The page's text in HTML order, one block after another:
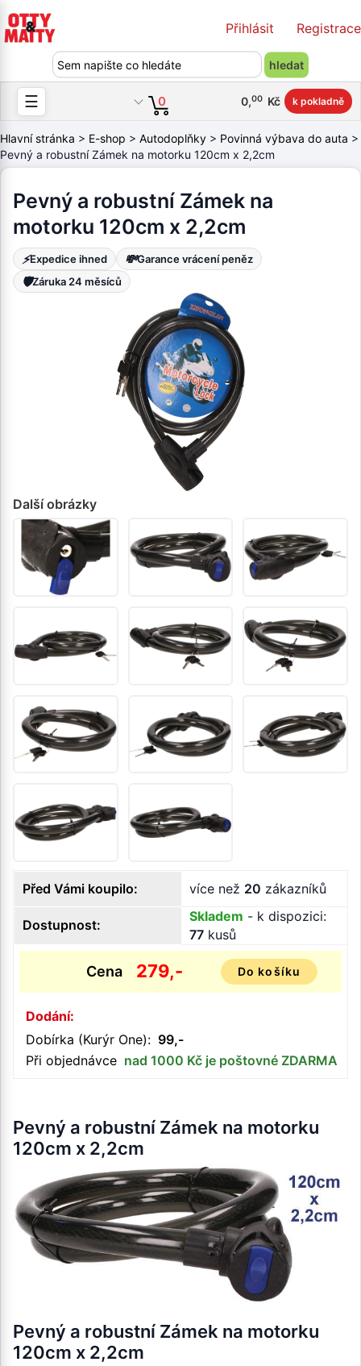
Přihlásit Registrace
☰ 0 0,00 Kč k pokladně
Hlavní stránka > E-shop > Autodoplňky > Povinná výbava do auta >
Pevný a robustní Zámek na motorku 120cm x 2,2cm
Pevný a robustní Zámek na
motorku 120cm x 2,2cm
⚡Expedice ihned 💸Garance vrácení peněz
🛡️Záruka 24 měsíců
Další obrázky
Před Vámi koupilo: více než 20 zákazníků
Dostupnost:
Skladem - k dispozici:
77 kusů
Cena 279,- Do košíku
Dodání:
Dobírka (Kurýr One): 99,-
Při objednávce nad 1000 Kč je poštovné ZDARMA
Pevný a robustní Zámek na motorku
120cm x 2,2cm
Pevný a robustní Zámek na motorku
120cm x 2,2cm